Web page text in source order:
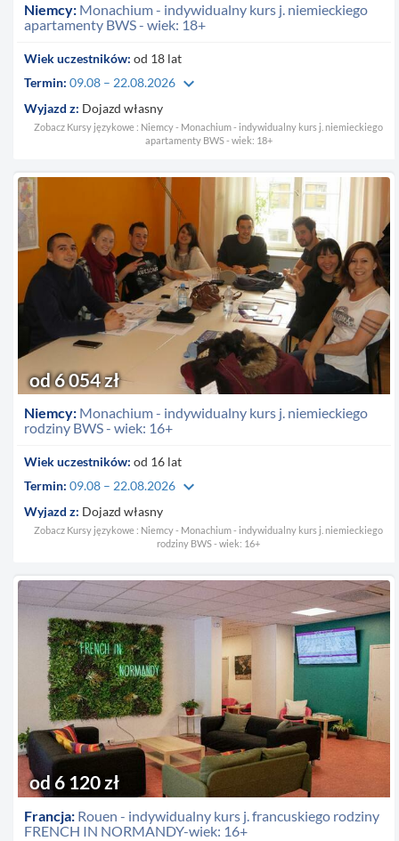
Niemcy: Monachium - indywidualny kurs j. niemieckiego
apartamenty BWS - wiek: 18+
Wiek uczestników: od 18 lat
Termin: 09.08 – 22.08.2026 keyboard_arrow_down
Wyjazd z: Dojazd własny
Zobacz Kursy językowe : Niemcy - Monachium - indywidualny kurs j. niemieckiego
apartamenty BWS - wiek: 18+
Niemcy: Monachium - indywidualny kurs j. niemieckiego
rodziny BWS - wiek: 16+
od 6 054 zł
Wiek uczestników: od 16 lat
Termin: 09.08 – 22.08.2026 keyboard_arrow_down
Wyjazd z: Dojazd własny
Zobacz Kursy językowe : Niemcy - Monachium - indywidualny kurs j. niemieckiego
rodziny BWS - wiek: 16+
Francja: Rouen - indywidualny kurs j. francuskiego rodziny
FRENCH IN NORMANDY-wiek: 16+
od 6 120 zł